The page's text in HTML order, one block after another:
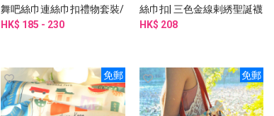
舞吧絲巾連絲巾扣禮物套裝/
方巾/頭巾/手腕帶/圍巾/姊
HK$ 185 - 230
絲巾扣| 三色金線剌綉聖誕襪
聖誕禮盒
HK$ 208
免郵 免郵